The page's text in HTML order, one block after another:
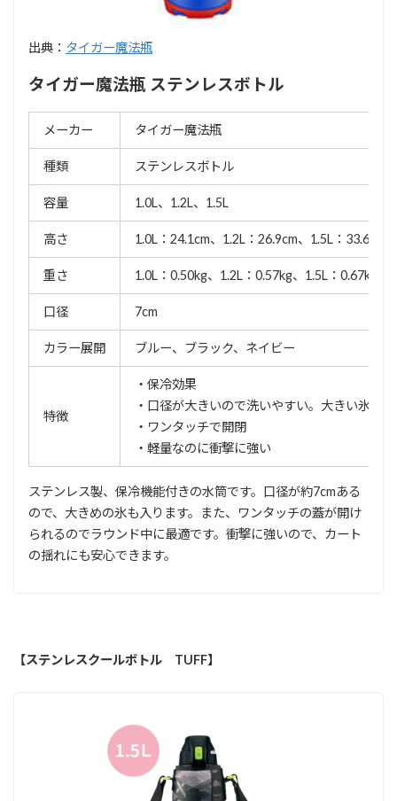
出典： タイガー魔法瓶
タイガー魔法瓶 ステンレスボトル
メーカー タイガー魔法瓶
種類 ステンレスボトル
容量 1.0L、1.2L、1.5L
高さ 1.0L：24.1cm、1.2L：26.9cm、1.5L：33.6cm
重さ 1.0L：0.50kg、1.2L：0.57kg、1.5L：0.67kg
口径 7cm
カラー展開 ブルー、ブラック、ネイビー
特徴
・保冷効果
・口径が大きいので洗いやすい。大きい氷が
・ワンタッチで開閉
・軽量なのに衝撃に強い
ステンレス製、保冷機能付きの水筒です。口径が約7cmある
ので、大きめの氷も入ります。また、ワンタッチの蓋が開け
られるのでラウンド中に最適です。衝撃に強いので、カート
の揺れにも安心できます。
【ステンレスクールボトル TUFF】